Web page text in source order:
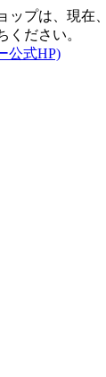
ップは、現在
ください。
公式HP)